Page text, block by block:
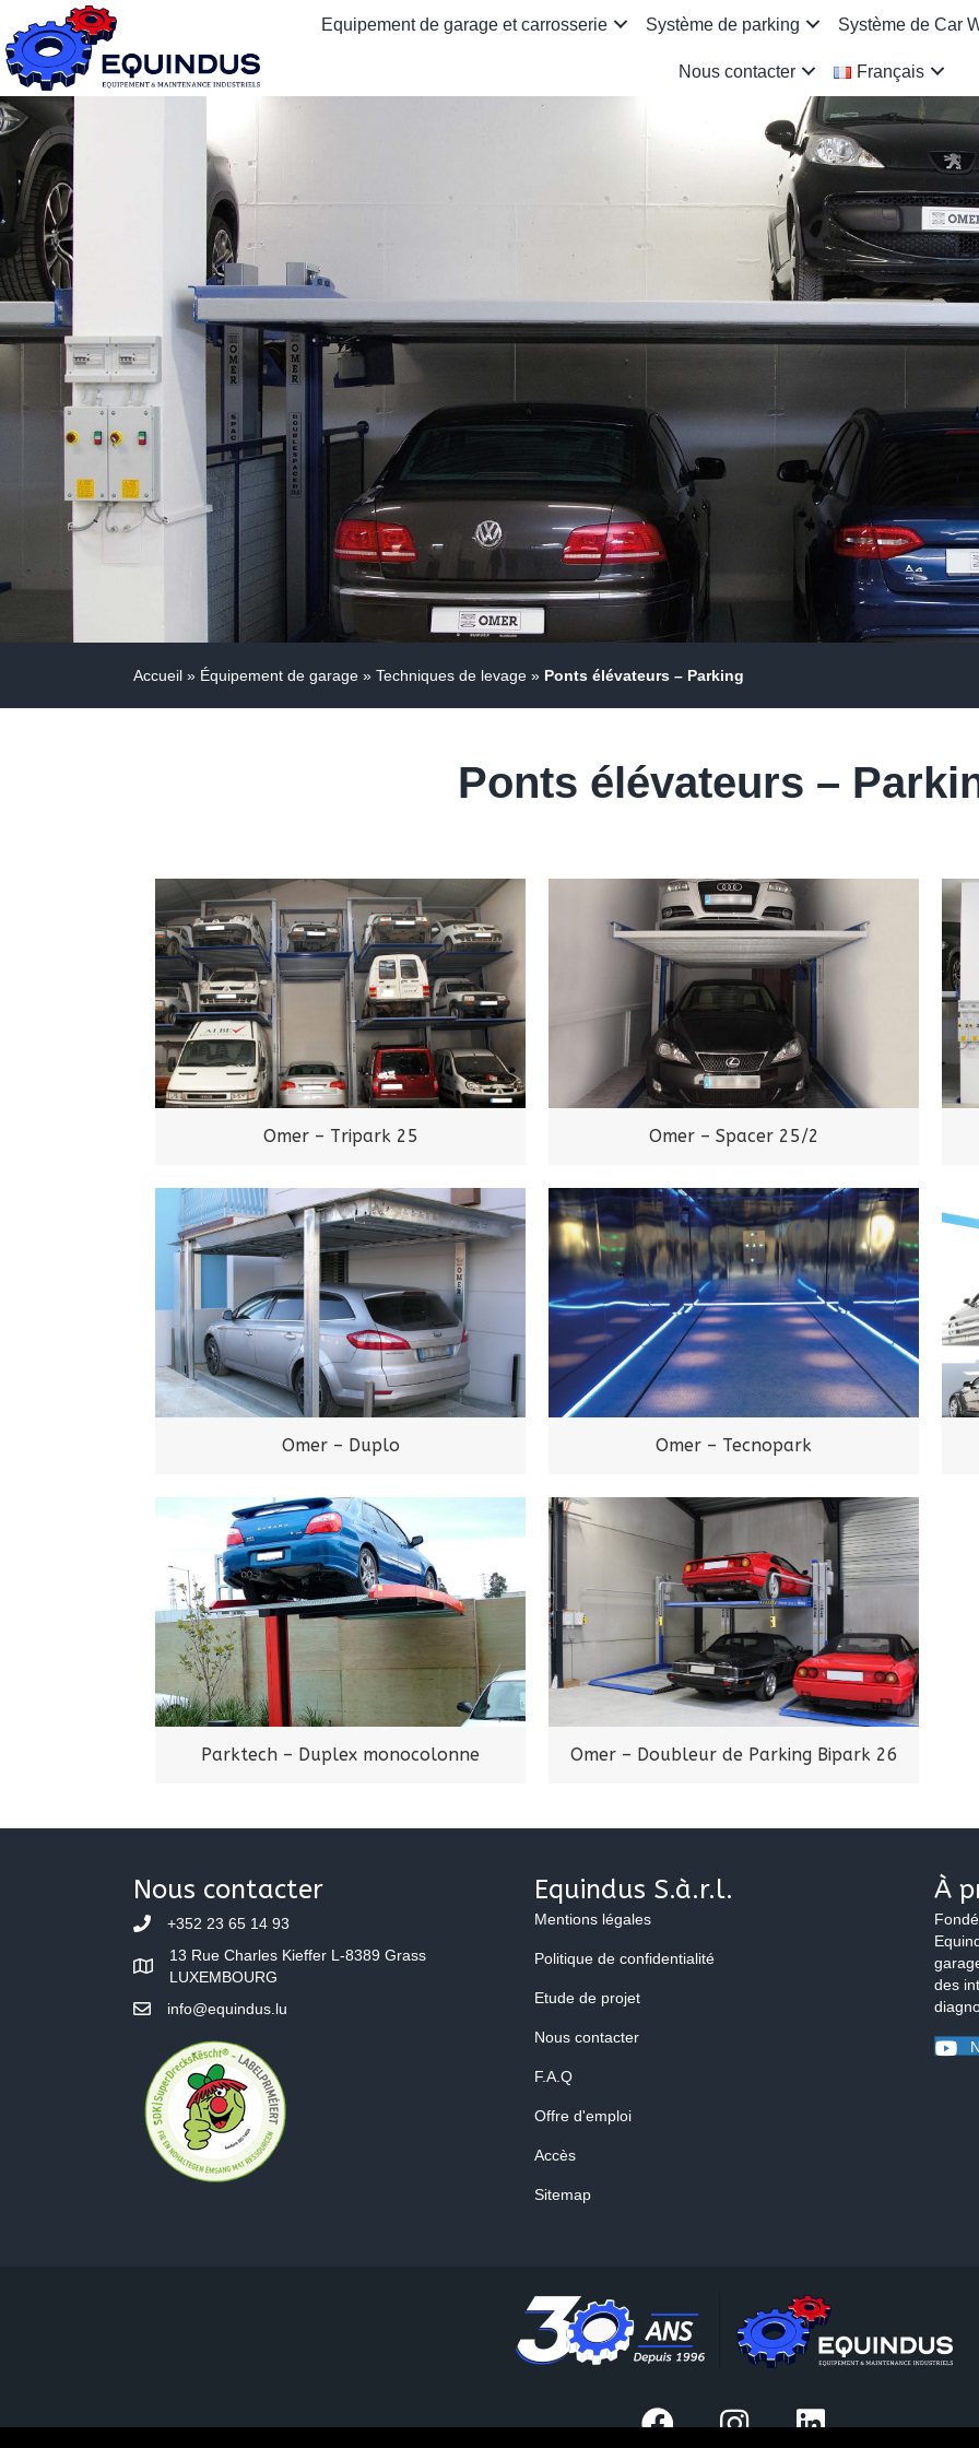
Equipement de garage et carrosserie Système de parking Système de Car
Nous contacter Français
Accueil » Équipement de garage » Techniques de levage » Ponts élévateurs – Parking
Ponts élévateurs –
Omer – Tripark 25 Omer – Spacer 25/2
Omer – Duplo Omer – Tecnopark
Parktech – Duplex monocolonne Omer – Doubleur de Parking Bipark 26
Nous contacter
+352 23 65 14 93
13 Rue Charles Kieffer L-8389 Grass
LUXEMBOURG
info@equindus.lu
Equindus S.à.r.l.
Mentions légales
Politique de confidentialité
Etude de projet
Nous contacter
F.A.Q
Offre d'emploi
Accès
Sitemap
À
des